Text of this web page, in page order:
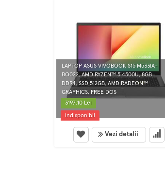
LAPTOP ASUS VIVOBOOK S15 M533IA-
BQ022, AMD RYZEN™ 5 4500U, 8GB
DDR4, SSD 512GB, AMD RADEON™
GRAPHICS, FREE DOS
3197.10 Lei
indisponibil
Vezi detalii